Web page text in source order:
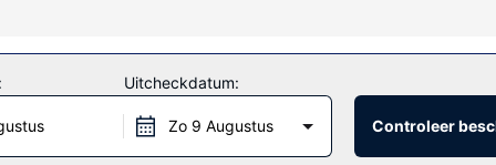
Area kunnen iets lekkers halen bij de kruidenier/supermarkt.
Uitcheckdatum:
Zo 9 Augustus Controleer